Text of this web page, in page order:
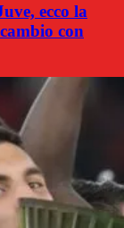
ecco la
con